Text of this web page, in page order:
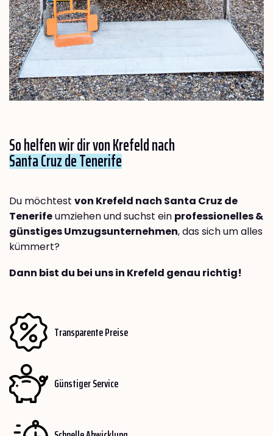
So helfen wir dir von Krefeld nach
Santa Cruz de Tenerife
Du möchtest von Krefeld nach Santa Cruz de
Tenerifeumziehen und suchst ein professionelles &
günstiges Umzugsunternehmen, das sich um alles
kümmert?
Dann bist du bei uns in Krefeld genau richtig!
Transparente Preise
Günstiger Service